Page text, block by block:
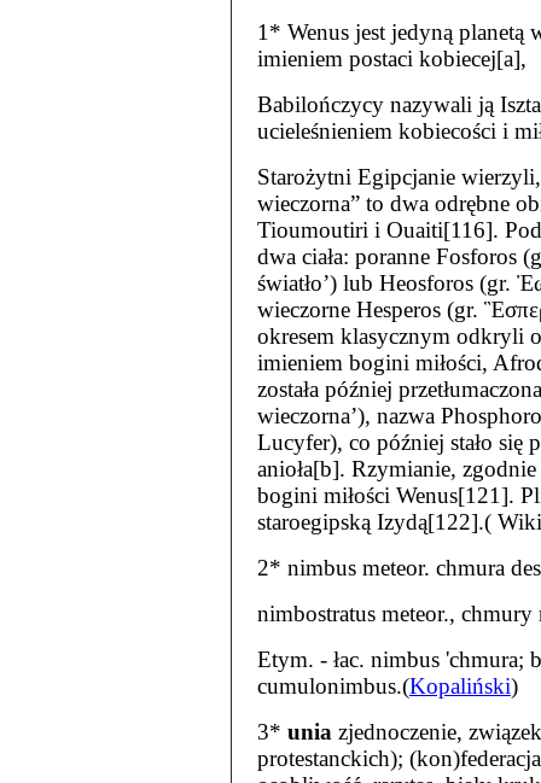
1* Wenus jest jedyną planetą
imieniem postaci kobiecej[a],
Babilończycy nazywali ją
ucieleśnieniem kobiecości i
Starożytni Egipcjanie
wieczorna” to dwa odrębne
Tioumoutiri i Ouaiti[116].
dwa ciała: poranne Fosforos
światło’) lub Heosforos (gr.
wieczorne Hesperos (gr.
okresem klasycznym odkryli
imieniem bogini miłości,
została później
wieczorna’), nazwa
Lucyfer), co później stało się
anioła[b]. Rzymianie,
bogini miłości Wenus[121].
staroegipską Izydą[122].(
2* nimbus meteor. chmura
nimbostratus meteor.,
Etym. - łac. nimbus 'chmura;
cumulonimbus.(Kopaliński)
3* unia zjednoczenie,
protestanckich);